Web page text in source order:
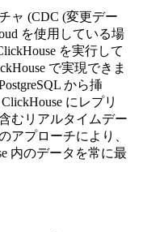
ャ (CDC (変更デー
を使用している場
を実行して
で実現できま
から挿
にレプリ
むリアルタイムデー
アプローチにより、
内のデータを常に最